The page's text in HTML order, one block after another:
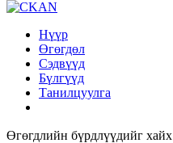
Нүүр
Өгөгдөл
Сэдвүүд
Бүлгүүд
Танилцуулга
Өгөгдлийн бүрдлүүдийг хайх